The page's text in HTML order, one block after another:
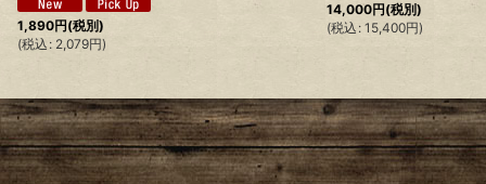
1,890円(税別)
(税込 : 2,079円)
14,000円(税別)
(税込 : 15,400円)